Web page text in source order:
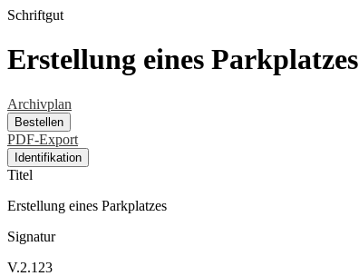
Schriftgut
Erstellung eines Parkplatzes
Archivplan
Bestellen
PDF-Export
Identifikation
Titel
Erstellung eines Parkplatzes
Signatur
V.2.123